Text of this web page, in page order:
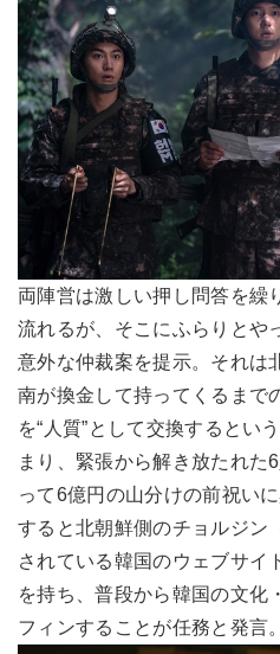
両陣営は激しい押し問答を繰
流れるが、そこにふらりとや
意外な仲裁案を提示。それは
南が換金して持ってくるまで
を“人質”として交換するとい
まり、緊張から解き放たれた
って6億円の山分けの前祝い
すると北朝鮮側のチョルジン
されている韓国のウェブサイ
を持ち、普段から韓国の文化
フィンすることが任務と発言。